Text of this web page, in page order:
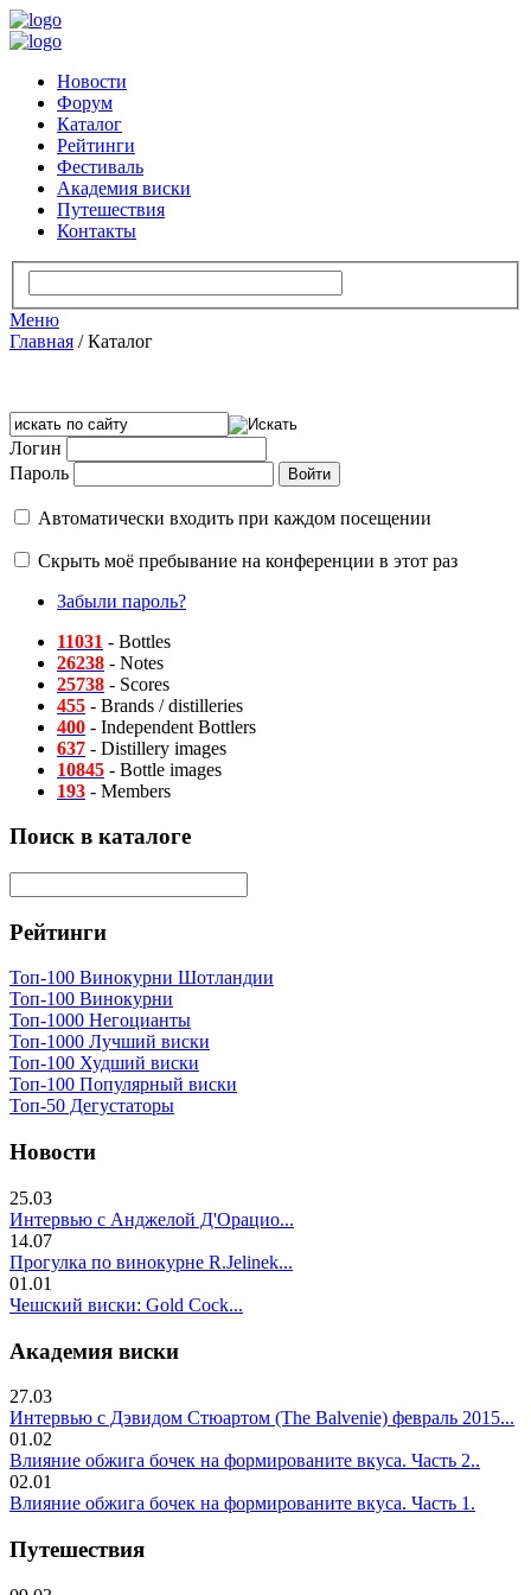
Новости
Форум
Каталог
Рейтинги
Фестиваль
Академия виски
Путешествия
Контакты
Меню
Главная /Каталог
Логин
Пароль
Автоматически входить при каждом посещении
Скрыть моё пребывание на конференции в этот раз
Забыли пароль?
11031 - Bottles
26238 - Notes
25738 - Scores
455 - Brands / distilleries
400 - Independent Bottlers
637 - Distillery images
10845 - Bottle images
193 - Members
Поиск в каталоге
Рейтинги
Топ-100 Винокурни Шотландии
Топ-100 Винокурни
Топ-1000 Негоцианты
Топ-1000 Лучший виски
Топ-100 Худший виски
Топ-100 Популярный виски
Топ-50 Дегустаторы
Новости
25.03
Интервью с Анджелой Д'Орацио...
14.07
Прогулка по винокурне R.Jelinek...
01.01
Чешский виски: Gold Cock...
Академия виски
27.03
Интервью с Дэвидом Стюартом (The Balvenie) февраль 2015...
01.02
Влияние обжига бочек на формированите вкуса. Часть 2..
02.01
Влияние обжига бочек на формированите вкуса. Часть 1.
Путешествия